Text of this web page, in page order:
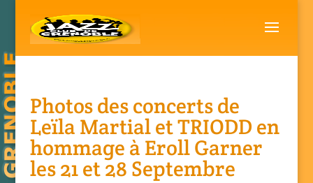
Photos des concerts de
Leïla Martial et TRIODD en
hommage à Eroll Garner
les 21 et 28 Septembre